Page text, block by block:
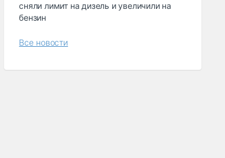
сняли лимит на дизель и увеличили на
бензин
Все новости